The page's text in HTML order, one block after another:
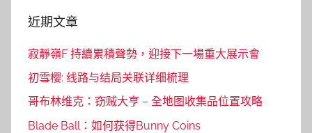
近期文章
寂靜嶺F 持續累積聲勢，迎接下一場重大展示會
初雪樱: 线路与结局关联详细梳理
哥布林维克：窃贼大亨 – 全地图收集品位置攻略
Blade Ball：如何获得Bunny Coins